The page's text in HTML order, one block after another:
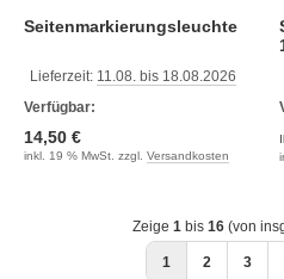
Seitenmarkierungsleuchte
Lieferzeit: 11.08. bis 18.08.2026
Verfügbar:
14,50 €
inkl. 19 % MwSt. zzgl. Versandkosten
Zeige 1bis 16(von
1 2 3